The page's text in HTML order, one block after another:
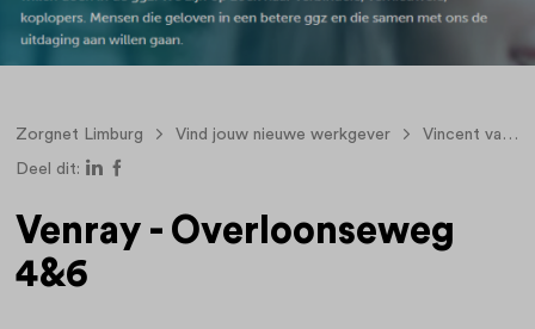
Zorgnet Limburg Vind jouw nieuwe werkgever Vincent van Gogh, voor geestelijke gezondheidszorg
Deel dit:
Venray - Overloonseweg
4&6